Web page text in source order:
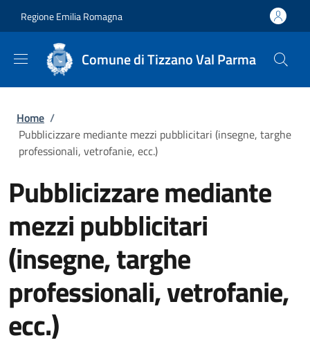
Regione Emilia Romagna
Comune di Tizzano Val Parma
Briciole di pane
Home /
Pubblicizzare mediante mezzi pubblicitari (insegne, targhe
professionali, vetrofanie, ecc.)
Pubblicizzare mediante
mezzi pubblicitari
(insegne, targhe
professionali, vetrofanie,
ecc.)